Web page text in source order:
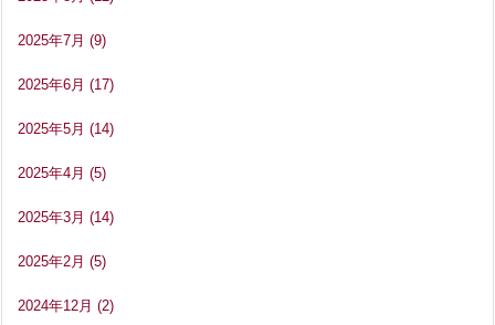
2025年7月 (9)
2025年6月 (17)
2025年5月 (14)
2025年4月 (5)
2025年3月 (14)
2025年2月 (5)
2024年12月 (2)